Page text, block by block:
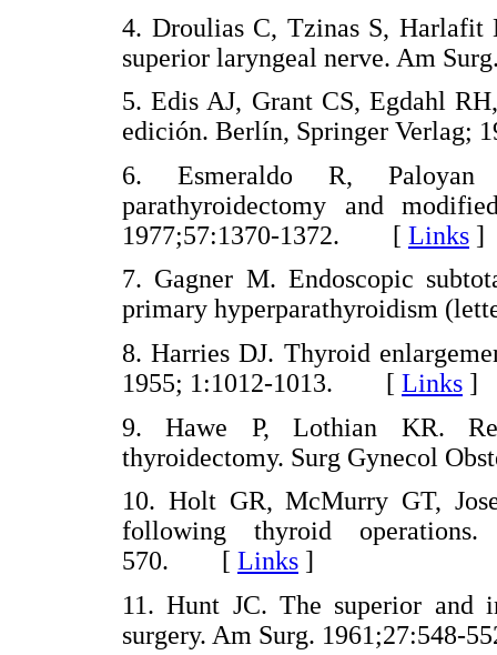
4. Droulias C, Tzinas S, Harlafit
superior laryngeal nerve. Am
5. Edis AJ, Grant CS, Egdahl
edición. Berlín, Springer
6. Esmeraldo R, Paloyan
parathyroidectomy and
1977;57:1370-1372. [ Links ]
7. Gagner M. Endoscopic
primary hyperparathyroidism
8. Harries DJ. Thyroid
1955; 1:1012-1013. [ Links ]
9. Hawe P, Lothian KR.
thyroidectomy. Surg Gynecol
10. Holt GR, McMurry GT,
following thyroid operations.
570. [ Links ]
11. Hunt JC. The superior and
surgery. Am Surg.